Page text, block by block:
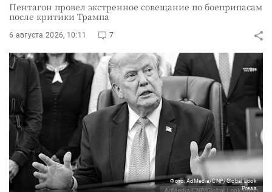
Пентагон провел экстренное совещание по боеприпасам
после критики Трампа
6 августа 2026, 10:11 7
Фото: AdMedia/CNP/Global Look
Press